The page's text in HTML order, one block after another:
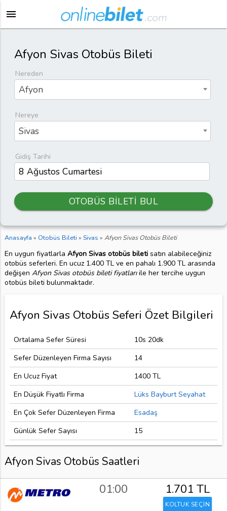
menu
Afyon Sivas Otobüs Bileti
Nereden
Afyon
Nereye
Sivas
Gidiş Tarihi
OTOBÜS BİLETİ BUL
Anasayfa » Otobüs Bileti » Sivas » Afyon Sivas Otobüs Bileti
En uygun fiyatlarla Afyon Sivas otobüs biletisatın alabileceğiniz
otobüs seferleri. En ucuz 1.400 TL ve en pahalı 1.900 TL arasında
değişen Afyon Sivas otobüs bileti fiyatlarıile her tercihe uygun
otobüs bileti bulunmaktadır.
Afyon Sivas Otobüs Seferi Özet Bilgileri
Ortalama Sefer Süresi
10s 20dk
Sefer Düzenleyen Firma Sayısı
14
En Ucuz Fiyat
1400 TL
En Düşük Fiyatlı Firma
Lüks Bayburt Seyahat
En Çok Sefer Düzenleyen Firma
Esadaş
Günlük Sefer Sayısı
15
Afyon Sivas Otobüs Saatleri
01:00 1.701 TL
KOLTUK SEÇİN